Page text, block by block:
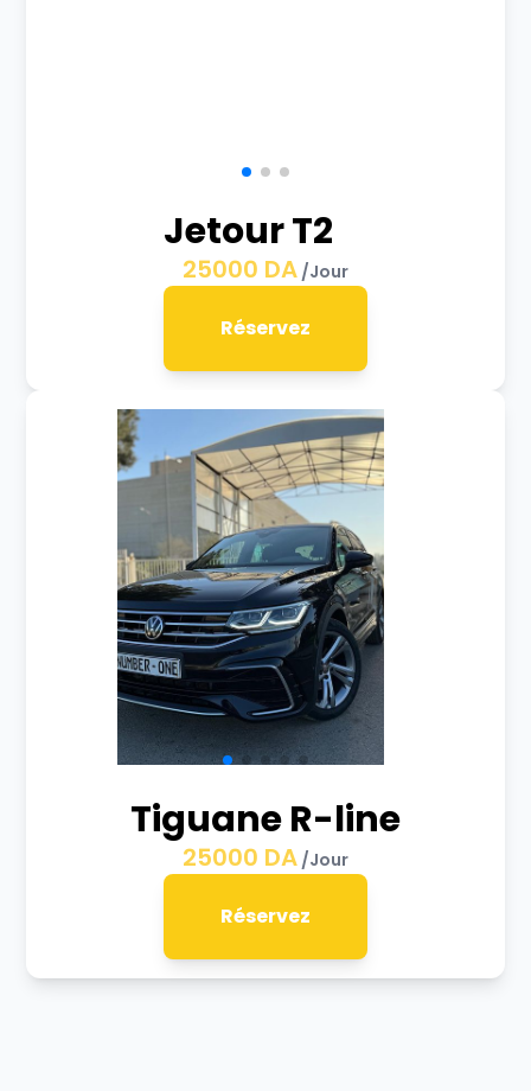
Jetour T2
25000 DA /Jour
Réservez
Tiguane R-line
25000 DA /Jour
Réservez